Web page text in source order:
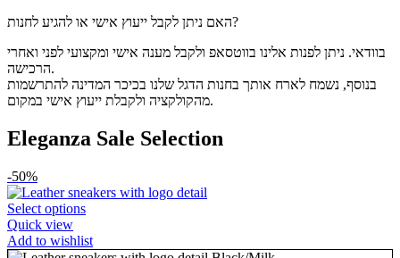
האם ניתן לקבל ייעוץ אישי או להגיע לחנות?
בוודאי. ניתן לפנות אלינו בווטסאפ ולקבל מענה אישי ומקצועי לפני ואחרי
הרכישה.
בנוסף, נשמח לארח אותך בחנות הדגל שלנו בכיכר המדינה להתרשמות
מהקולקציה ולקבלת ייעוץ אישי במקום.
Eleganza Sale Selection
-50%
Select optionsThis
has
Quick view
Add to wishlist